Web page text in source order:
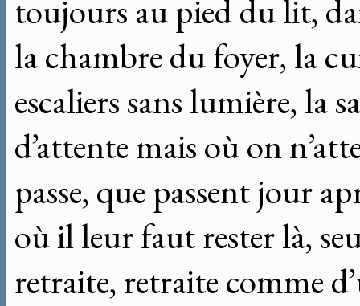
toujours au pied du lit,
la chambre du foyer, la
escaliers sans lumière, la
d’attente mais où on
passe, que passent jour
où il leur faut rester là,
retraite, retraite comme